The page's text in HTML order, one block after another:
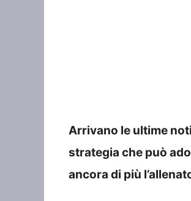
Arrivano le ultime
strategia che può
ancora di più